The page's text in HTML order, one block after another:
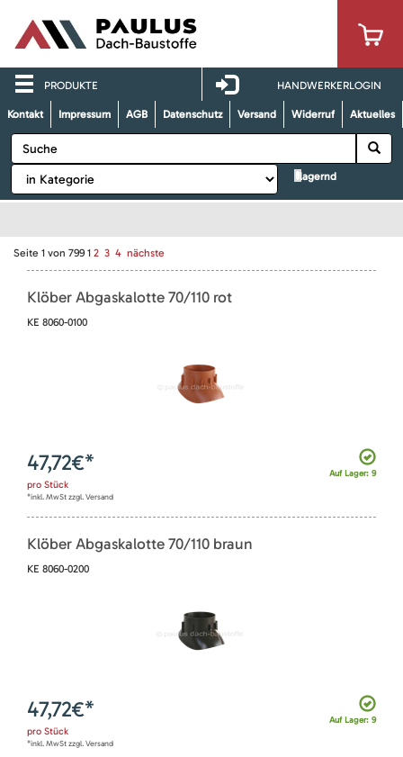
PRODUKTE HANDWERKERLOGIN
Kontakt Impressum AGB Datenschutz Versand Widerruf Aktuelles
lagernd
Seite 1 von 799 1 2 3 4 nächste
Klöber Abgaskalotte 70/110 rot
KE 8060-0100
Auf Lager: 9
47,72€*
pro Stück
*inkl. MwSt zzgl. Versand
Klöber Abgaskalotte 70/110 braun
KE 8060-0200
Auf Lager: 9
47,72€*
pro Stück
*inkl. MwSt zzgl. Versand